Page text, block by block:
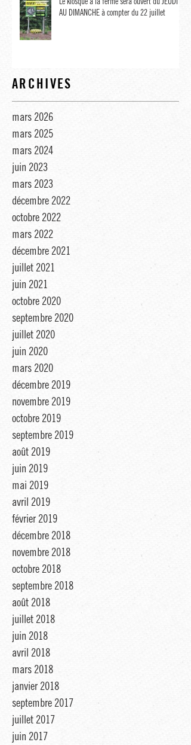
ARCHIVES
mars 2026
mars 2025
mars 2024
juin 2023
mars 2023
décembre 2022
octobre 2022
mars 2022
décembre 2021
juillet 2021
juin 2021
octobre 2020
septembre 2020
juillet 2020
juin 2020
mars 2020
décembre 2019
novembre 2019
octobre 2019
septembre 2019
août 2019
juin 2019
mai 2019
avril 2019
février 2019
décembre 2018
novembre 2018
octobre 2018
septembre 2018
août 2018
juillet 2018
juin 2018
avril 2018
mars 2018
janvier 2018
septembre 2017